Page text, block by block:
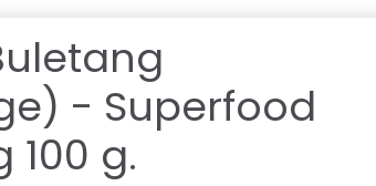
- Superfood
g.